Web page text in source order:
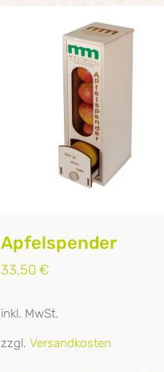
Apfelspender
33,50 €
inkl. MwSt.
zzgl. Versandkosten